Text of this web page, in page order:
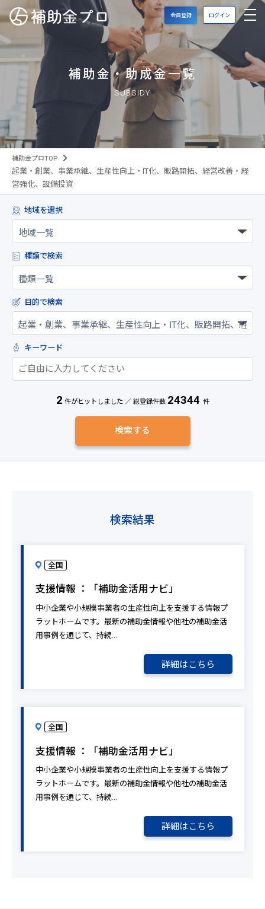
会員登録 ログイン
補助金・助成金一覧
SUBSIDY
補助金プロTOP
起業・創業、事業承継、生産性向上・IT化、販路開拓、経営改善・経
営強化、設備投資
地域を選択
種類で検索
目的で検索
キーワード
2 件がヒットしました ／ 総登録件数 24344 件
検索結果
全国
支援情報 ：「補助金活用ナビ」
中小企業や小規模事業者の生産性向上を支援する情報プ
ラットホームです。最新の補助金情報や他社の補助金活
用事例を通じて、持続…
詳細はこちら
全国
支援情報 ：「補助金活用ナビ」
中小企業や小規模事業者の生産性向上を支援する情報プ
ラットホームです。最新の補助金情報や他社の補助金活
用事例を通じて、持続…
詳細はこちら